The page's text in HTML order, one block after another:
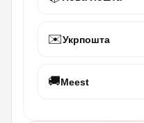
✉️Укрпошта
🚚Meest